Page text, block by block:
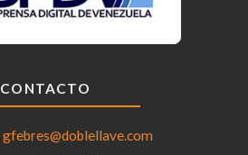
CONTACTO
gfebres@doblellave.com